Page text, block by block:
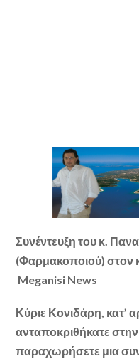
Συνέντευξη του κ.
(Φαρμακοποιού) στον
Meganisi News
Κύριε Κονιδάρη, κατ’
ανταποκριθήκατε
παραχωρήσετε μια